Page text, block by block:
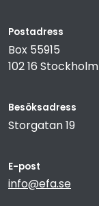
Postadress
Box 55915
102 16 Stockholm
Besöksadress
Storgatan 19
E-post
info@efa.se